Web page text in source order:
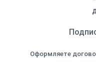
Оформляете